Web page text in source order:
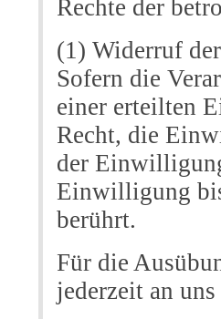
Rechte der
(1) Widerruf
Sofern die
einer erteilten
Recht, die
der
Einwilligung
berührt.
Für die
jederzeit an